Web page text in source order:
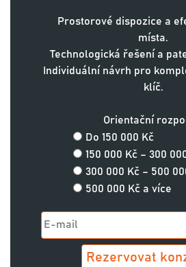
Prostorové dispozice a
místa.
Technologická řešení a
Individuální návrh pro
klíč.
Orientační
Do 150 000 Kč
150 000 Kč – 300
300 000 Kč – 500
500 000 Kč a více